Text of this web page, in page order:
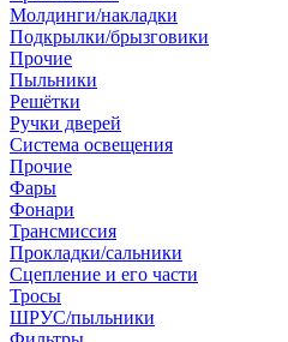
Молдинги/накладки
Подкрылки/брызговики
Прочие
Пыльники
Решётки
Ручки дверей
Система освещения
Прочие
Фары
Фонари
Трансмиссия
Прокладки/сальники
Сцепление и его части
Тросы
ШРУС/пыльники